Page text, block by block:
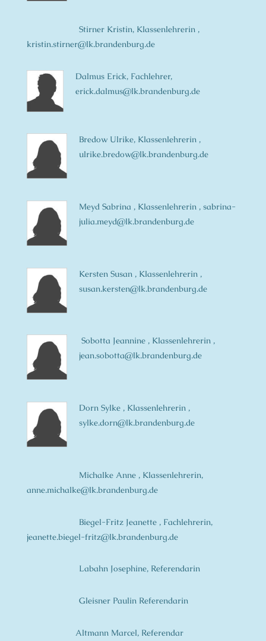
Stirner Kristin, Klassenlehrerin ,
kristin.stirner@lk.brandenburg.de
Dalmus Erick, Fachlehrer,
erick.dalmus@lk.brandenburg.de
Bredow Ulrike, Klassenlehrerin ,
ulrike.bredow@lk.brandenburg.de
Meyd Sabrina , Klassenlehrerin , sabrina-
julia.meyd@lk.brandenburg.de
Kersten Susan , Klassenlehrerin ,
susan.kersten@lk.brandenburg.de
Sobotta Jeannine , Klassenlehrerin ,
jean.sobotta@lk.brandenburg.de
Dorn Sylke , Klassenlehrerin ,
sylke.dorn@lk.brandenburg.de
Michalke Anne , Klassenlehrerin,
anne.michalke@lk.brandenburg.de
Biegel-Fritz Jeanette , Fachlehrerin,
jeanette.biegel-fritz@lk.brandenburg.de
Labahn Josephine, Referendarin
Gleisner Paulin Referendarin
Altmann Marcel, Referendar